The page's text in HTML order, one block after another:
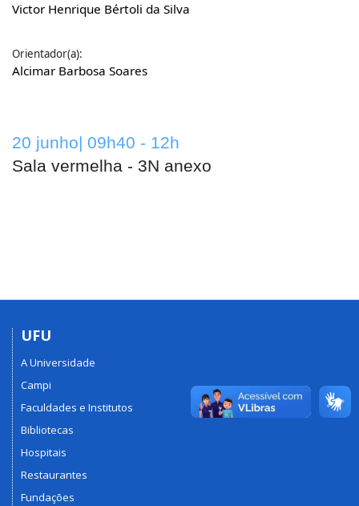
Victor Henrique Bértoli da Silva
Orientador(a):
Alcimar Barbosa Soares
20 junho| 09h40 - 12h
Sala vermelha - 3N anexo
UFU
A Universidade
Campi
Faculdades e Institutos
Bibliotecas
Hospitais
Restaurantes
Fundações